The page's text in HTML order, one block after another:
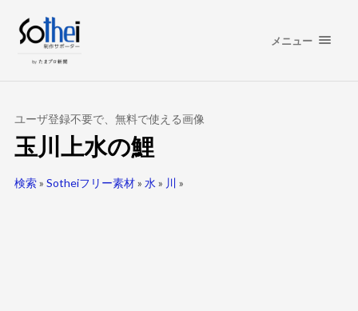
メニュー
ユーザ登録不要で、無料で使える画像
玉川上水の鯉
検索» Sotheiフリー素材» 水 » 川 »